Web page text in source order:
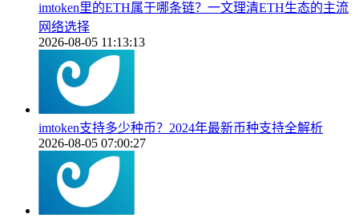
imtoken里的ETH属于哪条链？一文理清ETH生态的主流
网络选择
2026-08-05 11:13:13
imtoken支持多少种币？2024年最新币种支持全解析
2026-08-05 07:00:27